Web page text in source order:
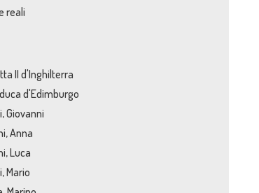
reali
II d'Inghilterra
d'Edimburgo
Giovanni
Anna
Luca
Mario